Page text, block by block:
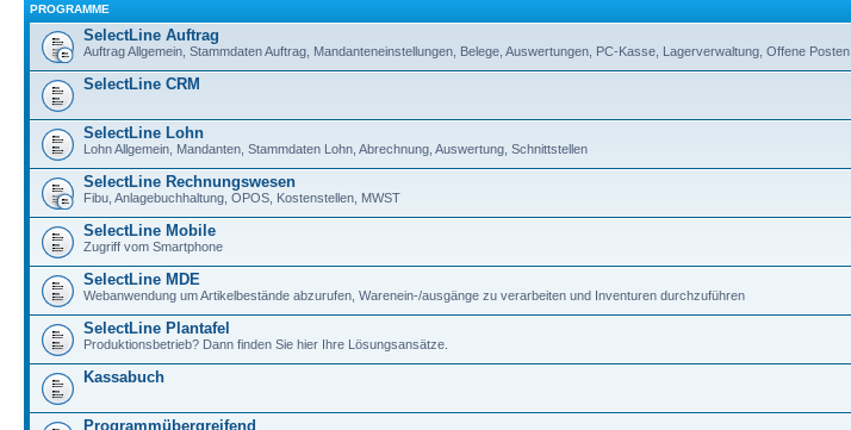
PROGRAMME
SelectLine Auftrag
Auftrag Allgemein, Stammdaten Auftrag, Mandanteneinstellungen, Belege, Auswertungen, PC-Kasse, Lagerverwaltung, Offene Posten
SelectLine CRM
SelectLine Lohn
Lohn Allgemein, Mandanten, Stammdaten Lohn, Abrechnung, Auswertung, Schnittstellen
SelectLine Rechnungswesen
Fibu, Anlagebuchhaltung, OPOS, Kostenstellen, MWST
SelectLine Mobile
Zugriff vom Smartphone
SelectLine MDE
Webanwendung um Artikelbestände abzurufen, Warenein-/ausgänge zu verarbeiten und Inventuren durchzuführen
SelectLine Plantafel
Produktionsbetrieb? Dann finden Sie hier Ihre Lösungsansätze.
Kassabuch
Programmübergreifend